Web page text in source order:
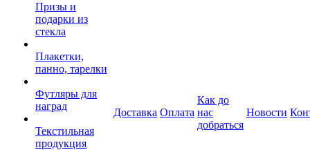
Призы и
подарки из
стекла
Плакетки,
панно, тарелки
Футляры для
наград
Текстильная
продукция
Доставка Оплата
Как до
нас
добраться
Новости